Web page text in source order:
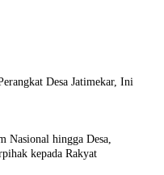
Desa Jatimekar, Ini
Nasional hingga Desa,
kepada Rakyat